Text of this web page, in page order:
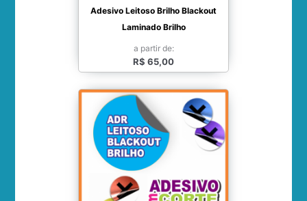
Adesivo Leitoso Brilho Blackout
Laminado Brilho
a partir de:
R$ 65,00